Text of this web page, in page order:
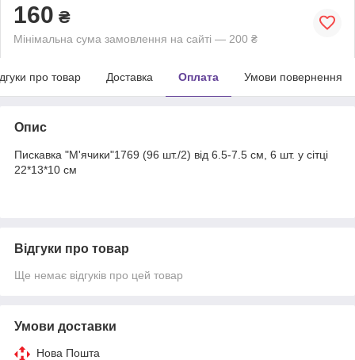
160 ₴
Мінімальна сума замовлення на сайті — 200 ₴
про товар Доставка Оплата Умови повернення
Опис
Пискавка "М'ячики"1769 (96 шт./2) від 6.5-7.5 см, 6 шт. у сітці
22*13*10 см
Відгуки про товар
Ще немає відгуків про цей товар
Умови доставки
Нова Пошта